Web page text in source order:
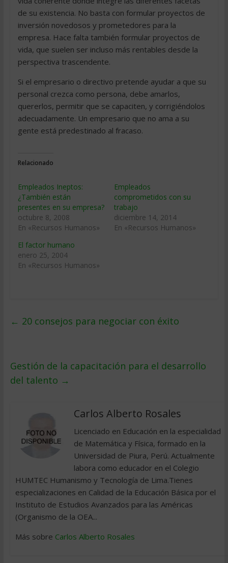
de su existencia. No basta con formular proyectos de
inversión novedosos y prometedores para la
empresa. Hace falta también formular proyectos de
vida, que suelen ser incluso más rentables desde la
perspectiva trascendente.
Si el empresario o directivo pretende ayudar a que su
personal crezca como persona, debe amarlos,
quererlos, permitir que se capaciten, y corrigiéndolos
adecuadamente. Un empresario que no ama a su
gente está predestinado al fracaso.
Relacionado
Empleados Ineptos:
¿También están
presentes en su empresa?
octubre 8, 2008
En «Recursos Humanos»
Empleados
comprometidos con su
trabajo
diciembre 14, 2014
En «Recursos Humanos»
El factor humano
enero 25, 2004
En «Recursos Humanos»
← 20 consejos para negociar con éxito
Gestión de la capacitación para el desarrollo
del talento →
Carlos Alberto Rosales
Licenciado en Educación en la especialidad
de Matemática y Física, formado en la
Universidad de Piura, Perú. Actualmente
labora como educador en el Colegio
HUMTEC Humanismo y Tecnología de Lima.Tienes
especializaciones en Calidad de la Educación Básica por el
Instituto de Estudios Avanzados para las Américas
(Organismo de la OEA...
Más sobre Carlos Alberto Rosales